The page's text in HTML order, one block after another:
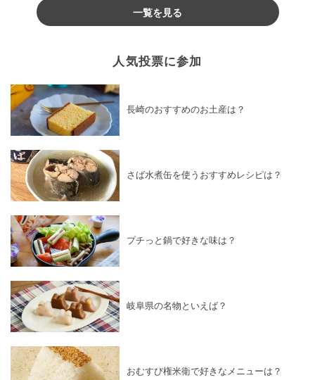
一覧を見る
人気投票に参加
長崎のおすすめのお土産は？
さば水煮缶を使うおすすめレシピは？
プチっと鍋で好きな味は？
岐阜県の名物といえば？
おむすび権米衛で好きなメニューは？